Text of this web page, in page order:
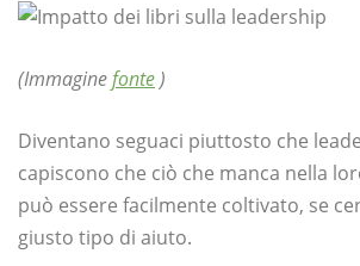
(Immaginefonte )
Diventano seguaci piuttosto che
capiscono che ciò che manca nella
può essere facilmente coltivato, se
giusto tipo di aiuto.